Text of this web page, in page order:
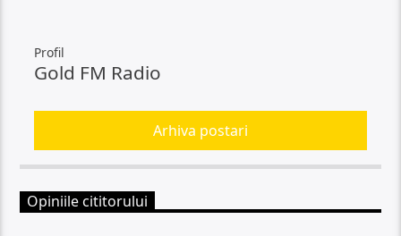
Profil
Gold FM Radio
Arhiva postari
Opiniile cititorului